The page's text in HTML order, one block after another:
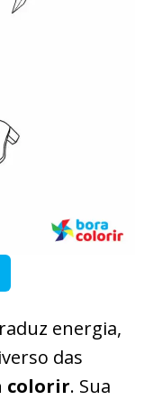
energia,
das
colorir. Sua